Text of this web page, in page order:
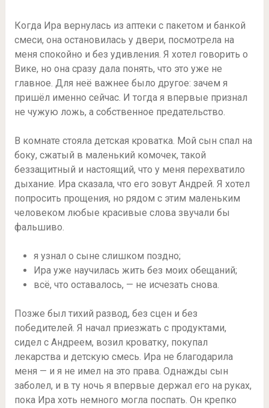
Когда Ира вернулась из аптеки с пакетом и банкой
смеси, она остановилась у двери, посмотрела на
меня спокойно и без удивления. Я хотел говорить о
Вике, но она сразу дала понять, что это уже не
главное. Для неё важнее было другое: зачем я
пришёл именно сейчас. И тогда я впервые признал
не чужую ложь, а собственное предательство.
В комнате стояла детская кроватка. Мой сын спал на
боку, сжатый в маленький комочек, такой
беззащитный и настоящий, что у меня перехватило
дыхание. Ира сказала, что его зовут Андрей. Я хотел
попросить прощения, но рядом с этим маленьким
человеком любые красивые слова звучали бы
фальшиво.
я узнал о сыне слишком поздно;
Ира уже научилась жить без моих обещаний;
всё, что оставалось, — не исчезать снова.
Позже был тихий развод, без сцен и без
победителей. Я начал приезжать с продуктами,
сидел с Андреем, возил кроватку, покупал
лекарства и детскую смесь. Ира не благодарила
меня — и я не имел на это права. Однажды сын
заболел, и в ту ночь я впервые держал его на руках,
пока Ира хоть немного могла поспать. Он крепко